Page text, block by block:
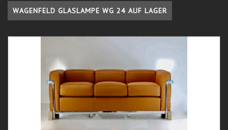
WAGENFELD GLASLAMPE WG 24 AUF LAGER